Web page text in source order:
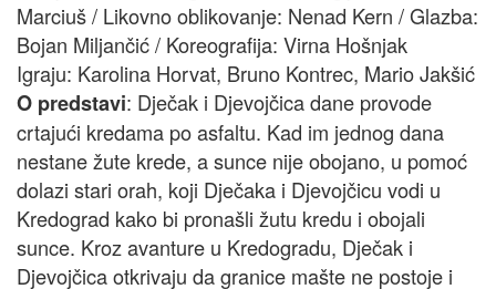
Marciuš / Likovno oblikovanje: Nenad Kern / Glazba:
Bojan Miljančić / Koreografija: Virna Hošnjak
Igraju: Karolina Horvat, Bruno Kontrec, Mario Jakšić
O predstavi: Dječak i Djevojčica dane provode
crtajući kredama po asfaltu. Kad im jednog dana
nestane žute krede, a sunce nije obojano, u pomoć
dolazi stari orah, koji Dječaka i Djevojčicu vodi u
Kredograd kako bi pronašli žutu kredu i obojali
sunce. Kroz avanture u Kredogradu, Dječak i
Djevojčica otkrivaju da granice mašte ne postoje i